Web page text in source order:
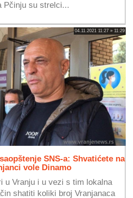
Pčinju su strelci...
04.11.2021 11:27 » 11:29
SNS-a: Shvatićete na
vole Dinamo
u Vranju i u vezi s tim lokalna
shatiti koliki broj Vranjanaca